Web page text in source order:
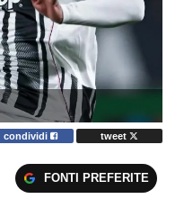
condividi tweet
FONTI PREFERITE